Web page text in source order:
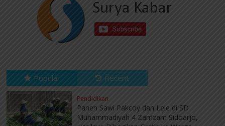
Popular Recent
Pendidikan
Panen Sawi Pakcoy dan Lele di SD
Muhammadiyah 4 Zamzam Sidoarjo,